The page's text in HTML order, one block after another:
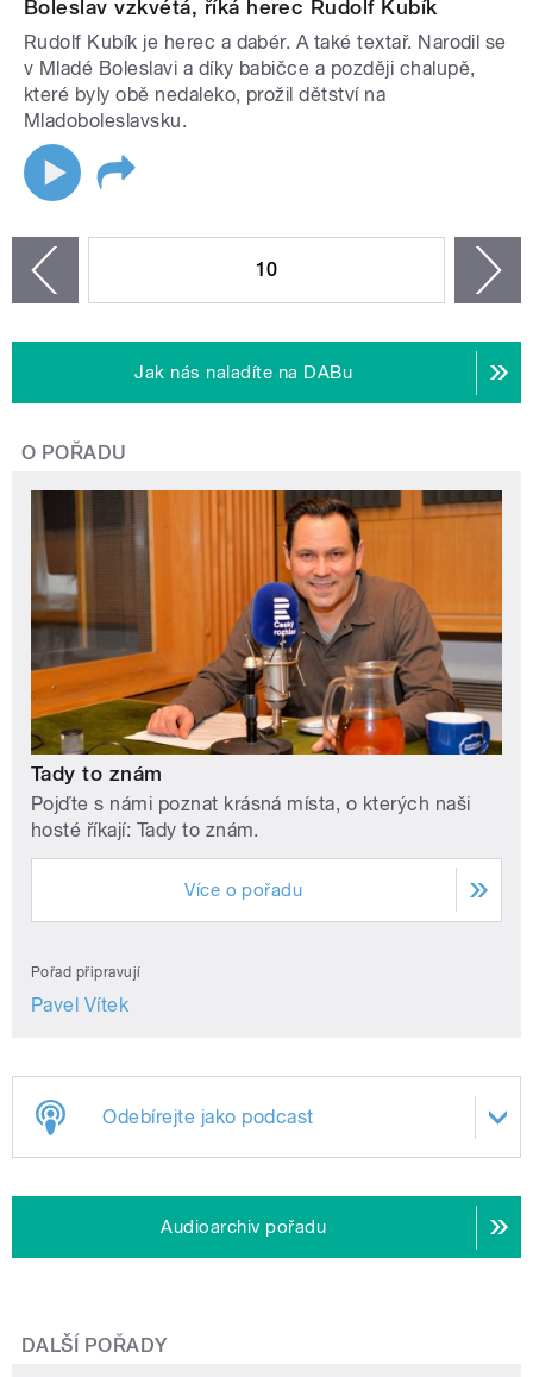
Boleslav vzkvétá, říká herec Rudolf Kubík
Rudolf Kubík je herec a dabér. A také textař. Narodil se
v Mladé Boleslavi a díky babičce a později chalupě,
které byly obě nedaleko, prožil dětství na
Mladoboleslavsku.
10
Jak nás naladíte na DABu
O POŘADU
Tady to znám
Pojďte s námi poznat krásná místa, o kterých naši
hosté říkají: Tady to znám.
Více o pořadu
Pořad připravují
Pavel Vítek
Odebírejte jako podcast
Audioarchiv pořadu
DALŠÍ POŘADY